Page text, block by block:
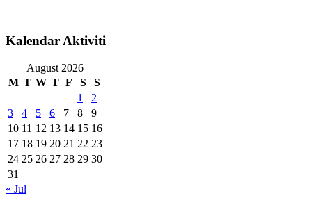
Kalendar Aktiviti
August 2026
M T W T F S
S
1
2
3
4 5 6 7 8
9
10 11 12 13 14 15 16
17 18 19 20 21 22 23
24 25 26 27 28 29 30
31
« Jul